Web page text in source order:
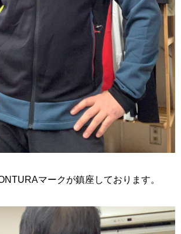
マークが鎮座しております。